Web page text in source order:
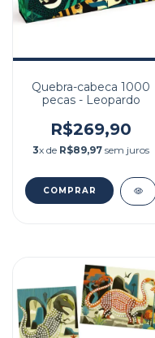
Quebra-cabeca 1000
pecas - Leopardo
R$269,90
3x de R$89,97 sem juros